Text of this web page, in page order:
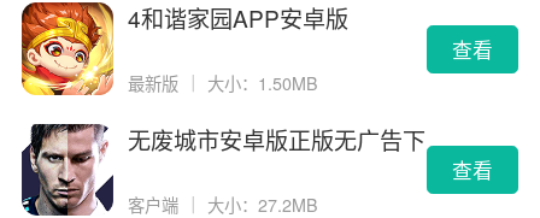
4和谐家园APP安卓版
最新版 大小：1.50MB
查看
无废城市安卓版正版无广告下
客户端 ｜ 大小：27.2MB
查看